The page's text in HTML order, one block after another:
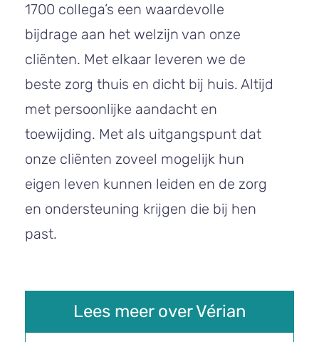
1700 collega’s een waardevolle
bijdrage aan het welzijn van onze
cliënten. Met elkaar leveren we de
beste zorg thuis en dicht bij huis. Altijd
met persoonlijke aandacht en
toewijding. Met als uitgangspunt dat
onze cliënten zoveel mogelijk hun
eigen leven kunnen leiden en de zorg
en ondersteuning krijgen die bij hen
past.
Lees meer over Vérian